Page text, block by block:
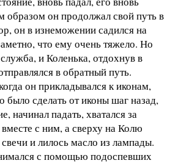
образом он продолжал свой путь в
он в изнеможении садился на
что ему очень тяжело. Но
и Коленька, отдохнув в
в обратный путь.
он прикладывался к иконам,
было сделать от иконы шаг назад,
начинал падать, хватался за
с ним, а сверху на Колю
и лилось масло из лампады.
с помощью подоспевших